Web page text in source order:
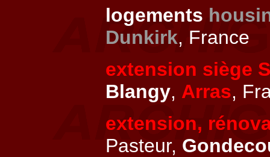
logements
Dunkirk, France
extension siège
Blangy, Arras,
extension,
Pasteur,